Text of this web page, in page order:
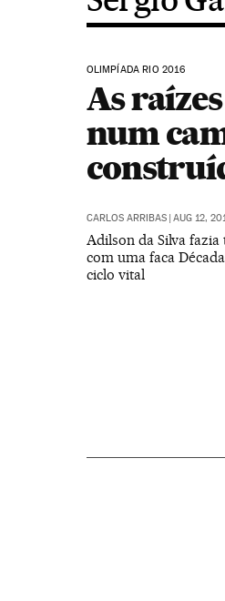
OLIMPÍADA RIO 2016
As
num
CARLOS ARRIBAS | AUG 12,
Adilson da Silva
com uma faca
ciclo vital